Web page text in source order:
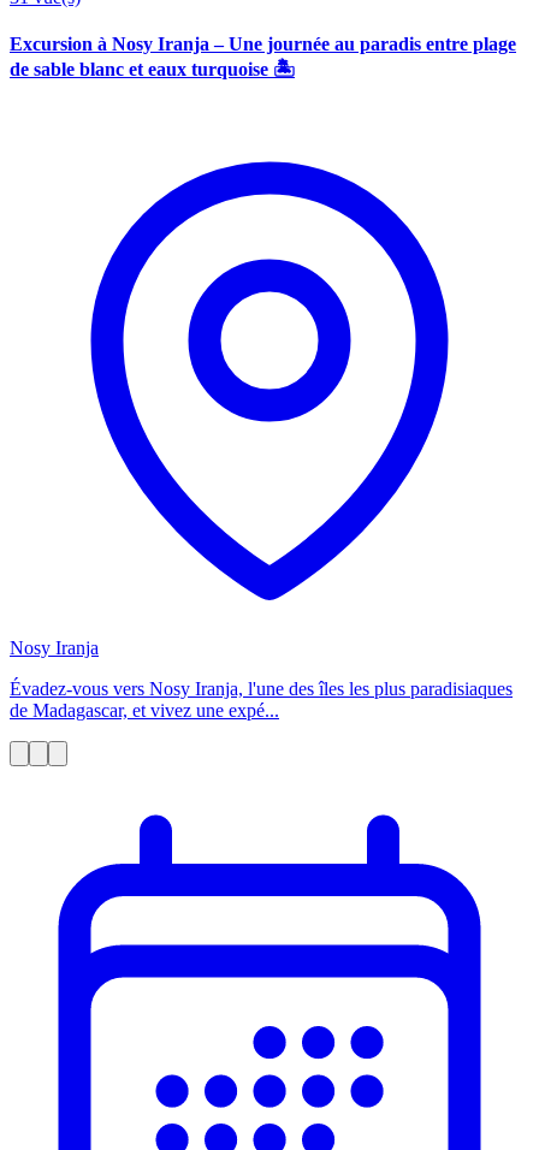
Excursion à Nosy Iranja – Une journée au paradis entre plage
de sable blanc et eaux turquoise 🏝️
Nosy Iranja
Évadez-vous vers Nosy Iranja, l'une des îles les plus paradisiaques
de Madagascar, et vivez une expé...